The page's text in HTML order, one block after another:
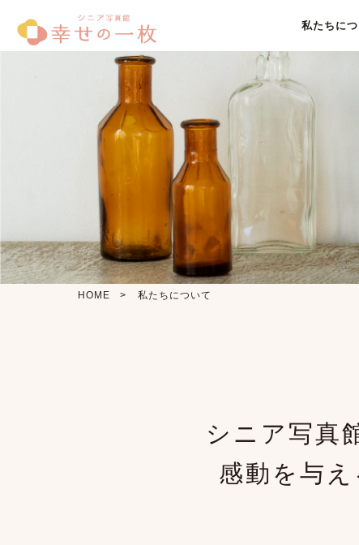
私たちに
HOME 私たちについて
シニア写真
感動を与